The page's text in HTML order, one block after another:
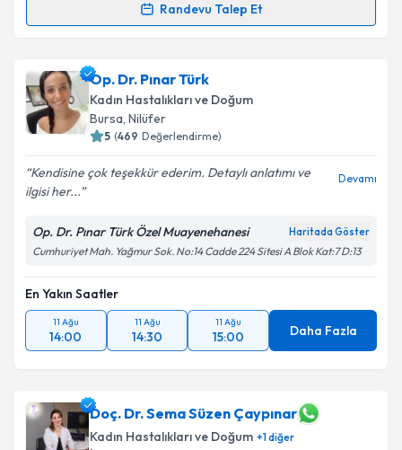
Randevu Talep Et
Randevu Takvimi Talebi
Uzm. Dr. Melike Demir Çaltekin
takvimi talebi oluşturun. Size bu uzmandan randevu
almanız için bir takvim hazırlandığında e-posta ile
bilgilendireceğiz.
E-posta Adresiniz
Kişisel verilerimin işlenmesine ilişkinAydınlatma
Metni'ni okudum ve kişisel verilerimin belirtilen
kapsamda işlenmesini kabul ediyorum.
Takvim Talebini Gönder
Op. Dr. Pınar Türk
Kadın Hastalıkları ve Doğum
Bursa, Nilüfer
5 (469 Değerlendirme)
Kendisine çok teşekkür ederim. Detaylı anlatımı ve
ilgisi her...
Devamı
Op. Dr. Pınar Türk Özel Muayenehanesi Haritada Göster
Cumhuriyet Mah. Yağmur Sok. No:14 Cadde 224 Sitesi A Blok Kat:7 D:13
En Yakın Saatler
11 Ağu
14:00
11 Ağu
14:30
11 Ağu
15:00 Daha Fazla
Doç. Dr. Sema Süzen Çaypınar
Kadın Hastalıkları ve Doğum +1diğer